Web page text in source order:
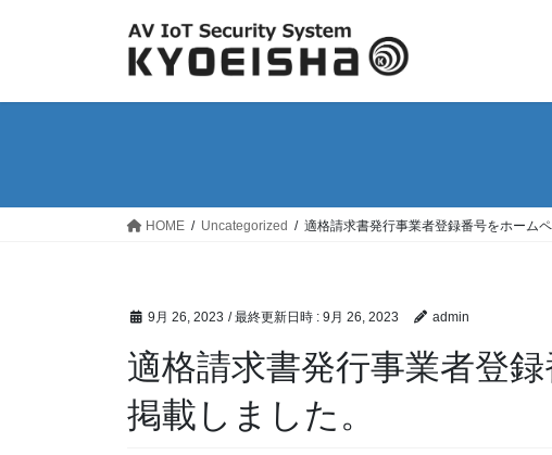
HOME Uncategorized 適格請求書発行事業者登録番号をホーム
9月 26, 2023 / 最終更新日時 : 9月 26, 2023 admin
適格請求書発行事業者登
掲載しました。